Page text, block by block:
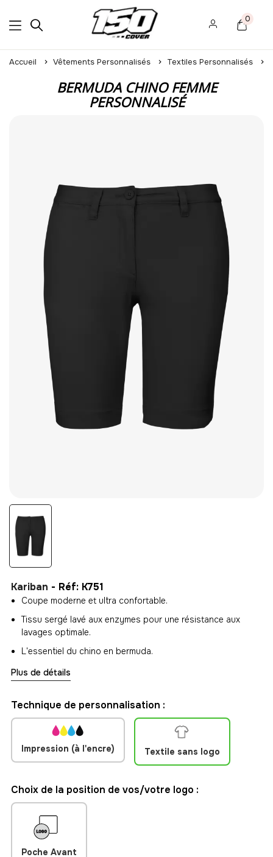
0
Accueil Vêtements Personnalisés Textiles Personnalisés
BERMUDA CHINO FEMME
PERSONNALISÉ
Kariban - Réf: K751
Coupe moderne et ultra confortable.
Tissu sergé lavé aux enzymes pour une résistance aux
lavages optimale.
L'essentiel du chino en bermuda.
Plus de détails
Technique de personnalisation :
Impression (à l'encre) Textile sans logo
Choix de la position de vos/votre logo :
Poche Avant